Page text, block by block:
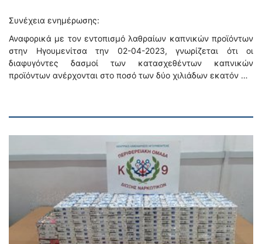
Συνέχεια ενημέρωσης:
Αναφορικά με τον εντοπισμό λαθραίων καπνικών προϊόντων
στην Ηγουμενίτσα την 02-04-2023, γνωρίζεται ότι οι
διαφυγόντες δασμοί των κατασχεθέντων καπνικών
προϊόντων ανέρχονται στο ποσό των δύο χιλιάδων εκατόν …